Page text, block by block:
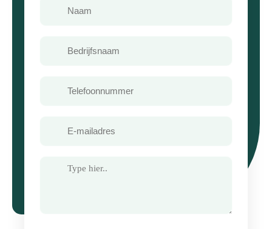
mailadres